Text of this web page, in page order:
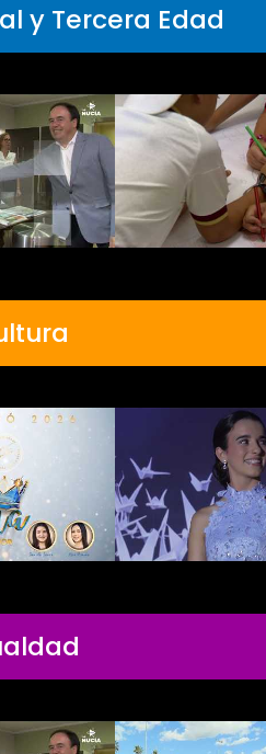
y Tercera Edad